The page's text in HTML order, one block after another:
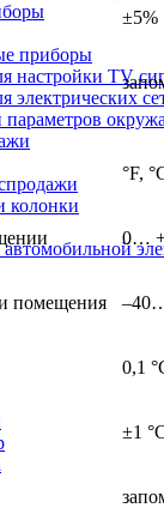
приборы
настройки TV
электрических
параметров
колонки
±5%
°F,
0…
помещения
0,1
±1